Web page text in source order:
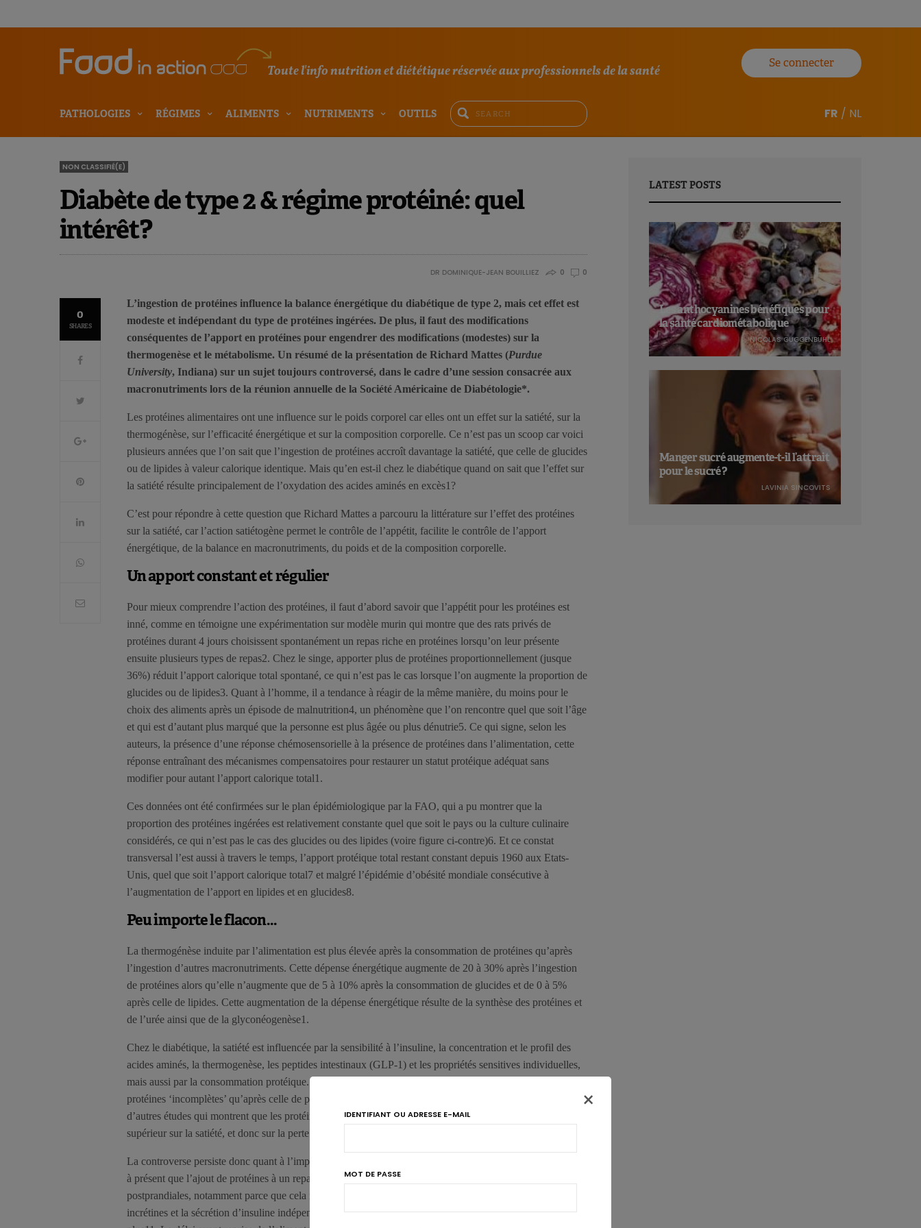
Toute l'info nutrition et diététique réservée aux professionnels de la santé
Se connecter
PATHOLOGIES RÉGIMES ALIMENTS NUTRIMENTS OUTILS FR / NL
NON CLASSIFIÉ(E)
Diabète de type 2 & régime protéiné: quel
intérêt?
DR DOMINIQUE-JEAN BOUILLIEZ 0 0
0
SHARES
L’ingestion de protéines influence la balance énergétique du diabétique de type 2, mais cet effet est
modeste et indépendant du type de protéines ingérées. De plus, il faut des modifications
conséquentes de l’apport en protéines pour engendrer des modifications (modestes) sur la
thermogenèse et le métabolisme. Un résumé de la présentation de Richard Mattes (Purdue
University, Indiana) sur un sujet toujours controversé, dans le cadre d’une session consacrée aux
macronutriments lors de la réunion annuelle de la Société Américaine de Diabétologie*.
Les protéines alimentaires ont une influence sur le poids corporel car elles ont un effet sur la satiété, sur la
thermogénèse, sur l’efficacité énergétique et sur la composition corporelle. Ce n’est pas un scoop car voici
plusieurs années que l’on sait que l’ingestion de protéines accroît davantage la satiété, que celle de glucides
ou de lipides à valeur calorique identique. Mais qu’en est-il chez le diabétique quand on sait que l’effet sur
la satiété résulte principalement de l’oxydation des acides aminés en excès1?
C’est pour répondre à cette question que Richard Mattes a parcouru la littérature sur l’effet des protéines
sur la satiété, car l’action satiétogène permet le contrôle de l’appétit, facilite le contrôle de l’apport
énergétique, de la balance en macronutriments, du poids et de la composition corporelle.
Un apport constant et régulier
Pour mieux comprendre l’action des protéines, il faut d’abord savoir que l’appétit pour les protéines est
inné, comme en témoigne une expérimentation sur modèle murin qui montre que des rats privés de
protéines durant 4 jours choisissent spontanément un repas riche en protéines lorsqu’on leur présente
ensuite plusieurs types de repas2. Chez le singe, apporter plus de protéines proportionnellement (jusque
36%) réduit l’apport calorique total spontané, ce qui n’est pas le cas lorsque l’on augmente la proportion de
glucides ou de lipides3. Quant à l’homme, il a tendance à réagir de la même manière, du moins pour le
choix des aliments après un épisode de malnutrition4, un phénomène que l’on rencontre quel que soit l’âge
et qui est d’autant plus marqué que la personne est plus âgée ou plus dénutrie5. Ce qui signe, selon les
auteurs, la présence d’une réponse chémosensorielle à la présence de protéines dans l’alimentation, cette
réponse entraînant des mécanismes compensatoires pour restaurer un statut protéique adéquat sans
modifier pour autant l’apport calorique total1.
Ces données ont été confirmées sur le plan épidémiologique par la FAO, qui a pu montrer que la
proportion des protéines ingérées est relativement constante quel que soit le pays ou la culture culinaire
considérés, ce qui n’est pas le cas des glucides ou des lipides (voire figure ci-contre)6. Et ce constat
transversal l’est aussi à travers le temps, l’apport protéique total restant constant depuis 1960 aux Etats-
Unis, quel que soit l’apport calorique total7 et malgré l’épidémie d’obésité mondiale consécutive à
l’augmentation de l’apport en lipides et en glucides8.
Peu importe le flacon…
La thermogénèse induite par l’alimentation est plus élevée après la consommation de protéines qu’après
l’ingestion d’autres macronutriments. Cette dépense énergétique augmente de 20 à 30% après l’ingestion
de protéines alors qu’elle n’augmente que de 5 à 10% après la consommation de glucides et de 0 à 5%
après celle de lipides. Cette augmentation de la dépense énergétique résulte de la synthèse des protéines et
de l’urée ainsi que de la glyconéogenèse1.
Chez le diabétique, la satiété est influencée par la sensibilité à l’insuline, la concentration et le profil des
acides aminés, la thermogenèse, les peptides intestinaux (GLP-1) et les propriétés sensitives individuelles,
mais aussi par la consommation protéique. Cet effet, qui est décrit plus important après l’ingestion de
protéines ‘incomplètes’ qu’après celle de protéines animales dans certaines études, est contredit par
d’autres études qui montrent que les protéines d’origine lactée ou à base de poisson semblent avoir un effet
supérieur sur la satiété, et donc sur la perte de poids…
La controverse persiste donc quant à l’importance de l’origine des protéines9. Quoi qu’il en soit, il est clair
à présent que l’ajout de protéines à un repas glucidique réduit les concentrations glycémiques
postprandiales, notamment parce que cela ralentit la vidange gastrique, stimule la production des hormones
incrétines et la sécrétion d’insuline indépendante de la glycémie10, et donc la propension à consommer
LATEST POSTS
Les anthocyanines bénéfiques pour
la santé cardiométabolique
NICOLAS GUGGENBÜHL
Manger sucré augmente-t-il l’attrait
pour le sucré ?
LAVINIA SINCOVITS
×
IDENTIFIANT OU ADRESSE E-MAIL
MOT DE PASSE